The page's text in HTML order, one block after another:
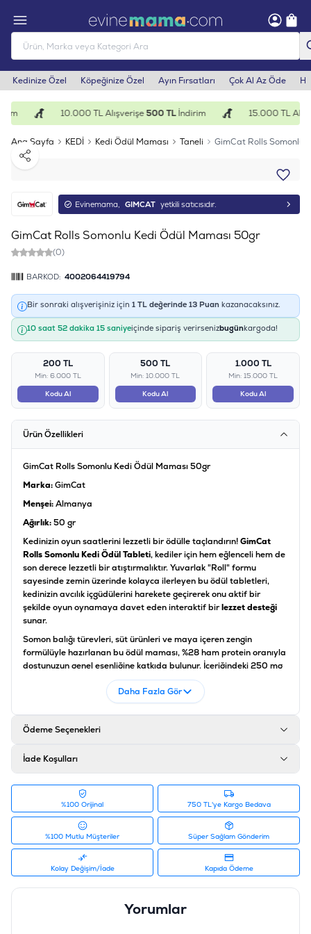
Kedinize Özel Köpeğinize Özel Ayın Fırsatları Çok Al Az Öde
10.000 TL Alışverişe500 TLİndirim 15.000 TL
Ana Sayfa KEDİ Kedi Ödül Maması Taneli
GimCat Rolls Somonlu
Paylaş
Evinemama, GIMCAT yetkili satıcısıdır.
GimCat Rolls Somonlu Kedi Ödül Maması 50gr
(0)
BARKOD: 4002064419794
Bir sonraki alışverişiniz için 1 TL değerinde 13 Puan kazanacaksınız.
10 saat 52 dakika 15 saniyeiçinde sipariş verirsenizbugünkargoda!
200 TL
Min: 6.000 TL
Kodu Al
500 TL
Min: 10.000 TL
Kodu Al
1.000 TL
Min: 15.000 TL
Kodu Al
Ürün Özellikleri
GimCat Rolls Somonlu Kedi Ödül Maması 50gr
Marka:GimCat
Menşei:Almanya
Ağırlık:50 gr
Kedinizin oyun saatlerini lezzetli bir ödülle taçlandırın!GimCat
Rolls Somonlu Kedi Ödül Tableti, kediler için hem eğlenceli hem de
son derece lezzetli bir atıştırmalıktır. Yuvarlak "Roll" formu
sayesinde zemin üzerinde kolayca ilerleyen bu ödül tabletleri,
kedinizin avcılık içgüdülerini harekete geçirerek onu aktif bir
şekilde oyun oynamaya davet eden interaktif birlezzet desteği
sunar.
Somon balığı türevleri, süt ürünleri ve maya içeren zengin
formülüyle hazırlanan bu ödül maması, %28 ham protein oranıyla
dostunuzun genel esenliğine katkıda bulunur. İçeriğindeki 250 mg
Vitamin E desteği, hücresel koruma sağlarken iştah açıcı kokusu
en seçici kedilerin bile ilgisini üzerinde tutar.
GimCat somonlu rolls
sadece bir atıştırmalık değil, kedinizle aranızdaki bağı güçlendiren
aksesuarlarıve tamamlayıcı gıdaları arasındadır.
Analitik Bileşenler
Ham Protein %28
Ham Yağ %17
Ham Lif %9
Daha Fazla Gör
Ödeme Seçenekleri
İade Koşulları
%100 Orijinal 750 TL'ye Kargo Bedava
%100 Mutlu Müşteriler Süper Sağlam Gönderim
Kolay Değişim/İade Kapıda Ödeme
Yorumlar